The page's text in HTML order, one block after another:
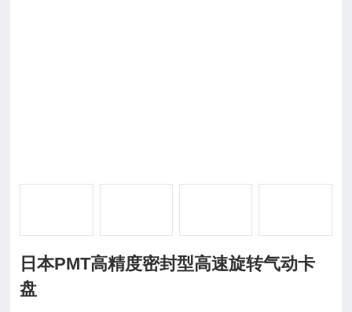
日本PMT高精度密封型高速旋转气动卡
盘